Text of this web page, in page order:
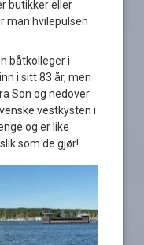
butikker eller
man hvilepulsen
båtkolleger i
i sitt 83 år, men
Son og nedover
vestkysten i
og er like
som de gjør!